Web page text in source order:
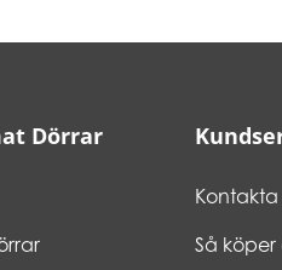
Dörrar
Kontakta
Så